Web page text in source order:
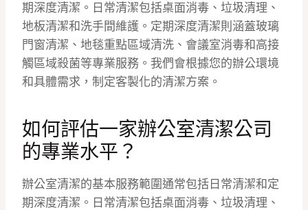
期深度清潔。日常清潔包括桌面消毒、垃圾清理、
地板清潔和洗手間維護。定期深度清潔則涵蓋玻璃
門窗清潔、地毯重點區域清洗、會議室消毒和高接
觸區域殺菌等專業服務。我們會根據您的辦公環境
和具體需求，制定客製化的清潔方案。
如何評估一家辦公室清潔公司
的專業水平？
辦公室清潔的基本服務範圍通常包括日常清潔和定
期深度清潔。日常清潔包括桌面消毒、垃圾清理、